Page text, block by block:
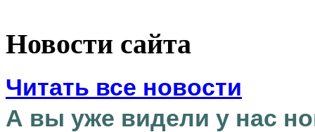
Новости сайта
Читать все новости
А вы уже видели у нас